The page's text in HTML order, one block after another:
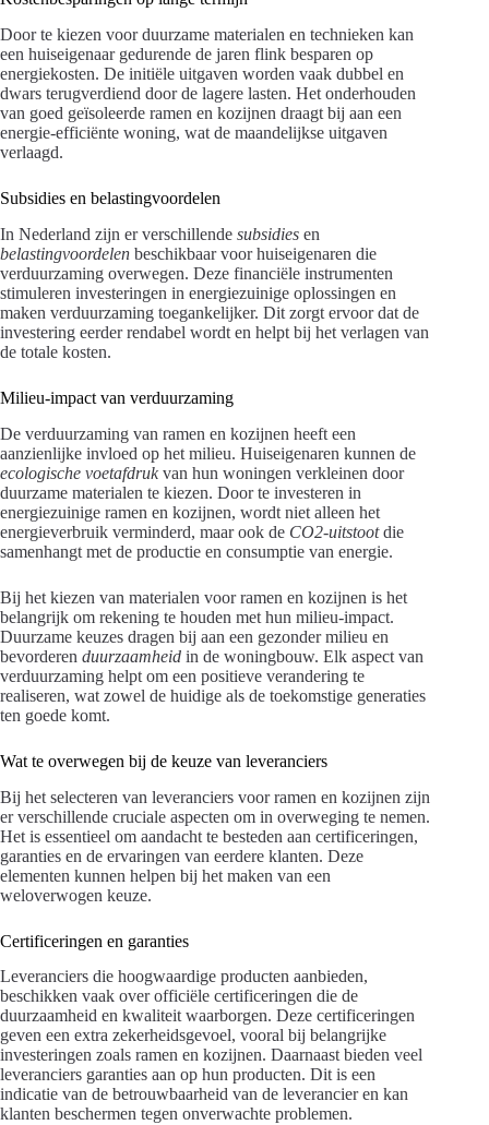
Door te kiezen voor duurzame materialen en technieken kan
een huiseigenaar gedurende de jaren flink besparen op
energiekosten. De initiële uitgaven worden vaak dubbel en
dwars terugverdiend door de lagere lasten. Het onderhouden
van goed geïsoleerde ramen en kozijnen draagt bij aan een
energie-efficiënte woning, wat de maandelijkse uitgaven
verlaagd.
Subsidies en belastingvoordelen
In Nederland zijn er verschillende subsidies en
belastingvoordelen beschikbaar voor huiseigenaren die
verduurzaming overwegen. Deze financiële instrumenten
stimuleren investeringen in energiezuinige oplossingen en
maken verduurzaming toegankelijker. Dit zorgt ervoor dat de
investering eerder rendabel wordt en helpt bij het verlagen van
de totale kosten.
Milieu-impact van verduurzaming
De verduurzaming van ramen en kozijnen heeft een
aanzienlijke invloed op het milieu. Huiseigenaren kunnen de
ecologische voetafdrukvan hun woningen verkleinen door
duurzame materialen te kiezen. Door te investeren in
energiezuinige ramen en kozijnen, wordt niet alleen het
energieverbruik verminderd, maar ook de CO2-uitstootdie
samenhangt met de productie en consumptie van energie.
Bij het kiezen van materialen voor ramen en kozijnen is het
belangrijk om rekening te houden met hun milieu-impact.
Duurzame keuzes dragen bij aan een gezonder milieu en
bevorderen duurzaamheid in de woningbouw. Elk aspect van
verduurzaming helpt om een positieve verandering te
realiseren, wat zowel de huidige als de toekomstige generaties
ten goede komt.
Wat te overwegen bij de keuze van leveranciers
Bij het selecteren van leveranciers voor ramen en kozijnen zijn
er verschillende cruciale aspecten om in overweging te nemen.
Het is essentieel om aandacht te besteden aan certificeringen,
garanties en de ervaringen van eerdere klanten. Deze
elementen kunnen helpen bij het maken van een
weloverwogen keuze.
Certificeringen en garanties
Leveranciers die hoogwaardige producten aanbieden,
beschikken vaak over officiële certificeringen die de
duurzaamheid en kwaliteit waarborgen. Deze certificeringen
geven een extra zekerheidsgevoel, vooral bij belangrijke
investeringen zoals ramen en kozijnen. Daarnaast bieden veel
leveranciers garanties aan op hun producten. Dit is een
indicatie van de betrouwbaarheid van de leverancier en kan
klanten beschermen tegen onverwachte problemen.